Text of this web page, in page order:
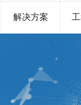
解决方案